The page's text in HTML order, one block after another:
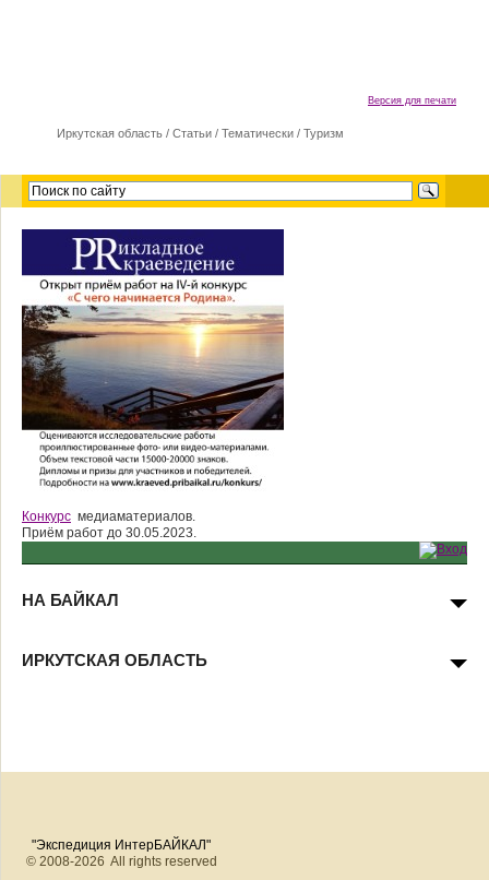
Версия для печати
Иркутская область / Cтатьи / Тематически / Туризм
Конкурс медиаматериалов.
Приём работ до 30.05.2023.
НА БАЙКАЛ
ИРКУТСКАЯ ОБЛАСТЬ
"Экспедиция ИнтерБАЙКАЛ"
© 2008-2026 All rights reserved